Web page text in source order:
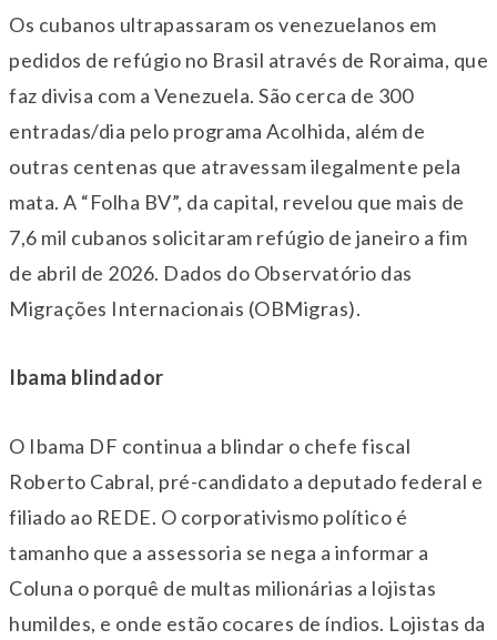
Os cubanos ultrapassaram os venezuelanos em
pedidos de refúgio no Brasil através de Roraima, que
faz divisa com a Venezuela. São cerca de 300
entradas/dia pelo programa Acolhida, além de
outras centenas que atravessam ilegalmente pela
mata. A “Folha BV”, da capital, revelou que mais de
7,6 mil cubanos solicitaram refúgio de janeiro a fim
de abril de 2026. Dados do Observatório das
Migrações Internacionais (OBMigras).
Ibama blindador
O Ibama DF continua a blindar o chefe fiscal
Roberto Cabral, pré-candidato a deputado federal e
filiado ao REDE. O corporativismo político é
tamanho que a assessoria se nega a informar a
Coluna o porquê de multas milionárias a lojistas
humildes, e onde estão cocares de índios. Lojistas da